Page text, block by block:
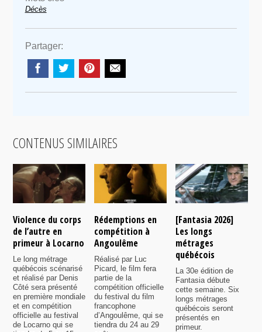
Décès
Partager:
CONTENUS SIMILAIRES
Violence du corps
de l’autre en
primeur à Locarno
Le long métrage
québécois scénarisé
et réalisé par Denis
Côté sera présenté
en première mondiale
et en compétition
officielle au festival
de Locarno qui se
Rédemptions en
compétition à
Angoulême
Réalisé par Luc
Picard, le film fera
partie de la
compétition officielle
du festival du film
francophone
d’Angoulême, qui se
tiendra du 24 au 29
[Fantasia 2026]
Les longs
métrages
québécois
La 30e édition de
Fantasia débute
cette semaine. Six
longs métrages
québécois seront
présentés en
primeur.